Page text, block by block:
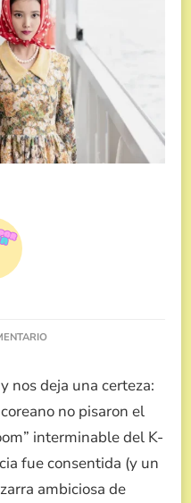
EN
K-
DRAMAS
2025
SEGÚN
MEADIA
nos deja una certeza:
no pisaron el
interminable del K-
fue consentida (y un
ambiciosa de